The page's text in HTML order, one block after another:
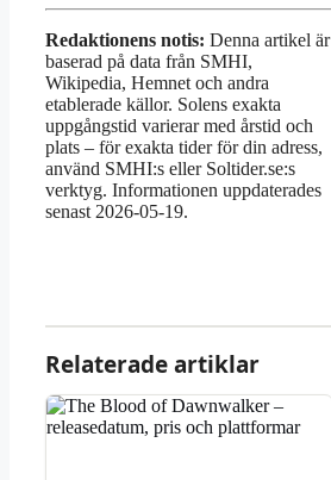
Redaktionens notis: Denna artikel är
baserad på data från SMHI,
Wikipedia, Hemnet och andra
etablerade källor. Solens exakta
uppgångstid varierar med årstid och
plats – för exakta tider för din adress,
använd SMHI:s eller Soltider.se:s
verktyg. Informationen uppdaterades
senast 2026-05-19.
Relaterade artiklar